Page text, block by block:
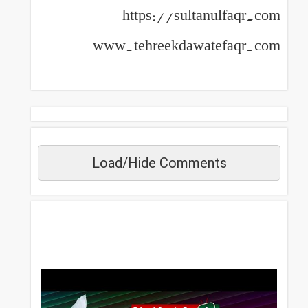
https://sultanulfaqr.com
www.tehreekdawatefaqr.com
Load/Hide Comments